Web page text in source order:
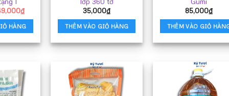
₫Giá
hiện
tại
là:
HÀNG
35,000₫
THÊM VÀO GIỎ HÀNG
85,000₫
THÊM VÀO GIỎ